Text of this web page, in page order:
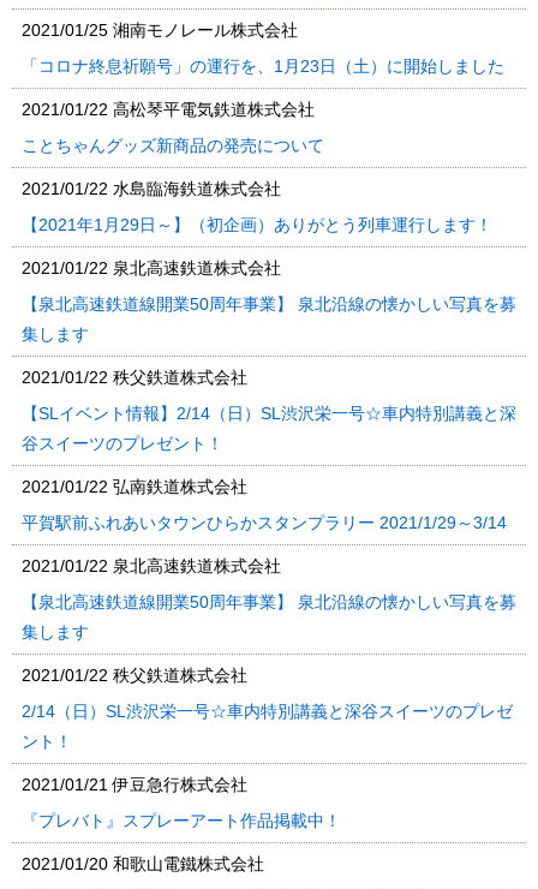
2021/01/25 湘南モノレール株式会社
「コロナ終息祈願号」の運行を、1月23日（土）に開始しました
2021/01/22 高松琴平電気鉄道株式会社
ことちゃんグッズ新商品の発売について
2021/01/22 水島臨海鉄道株式会社
【2021年1月29日～】（初企画）ありがとう列車運行します！
2021/01/22 泉北高速鉄道株式会社
【泉北高速鉄道線開業50周年事業】 泉北沿線の懐かしい写真を募
集します
2021/01/22 秩父鉄道株式会社
【SLイベント情報】2/14（日）SL渋沢栄一号☆車内特別講義と深
谷スイーツのプレゼント！
2021/01/22 弘南鉄道株式会社
平賀駅前ふれあいタウンひらかスタンプラリー 2021/1/29～3/14
2021/01/22 泉北高速鉄道株式会社
【泉北高速鉄道線開業50周年事業】 泉北沿線の懐かしい写真を募
集します
2021/01/22 秩父鉄道株式会社
2/14（日）SL渋沢栄一号☆車内特別講義と深谷スイーツのプレゼ
ント！
2021/01/21伊豆急行株式会社
『プレバト』スプレーアート作品掲載中！
2021/01/20 和歌山電鐵株式会社